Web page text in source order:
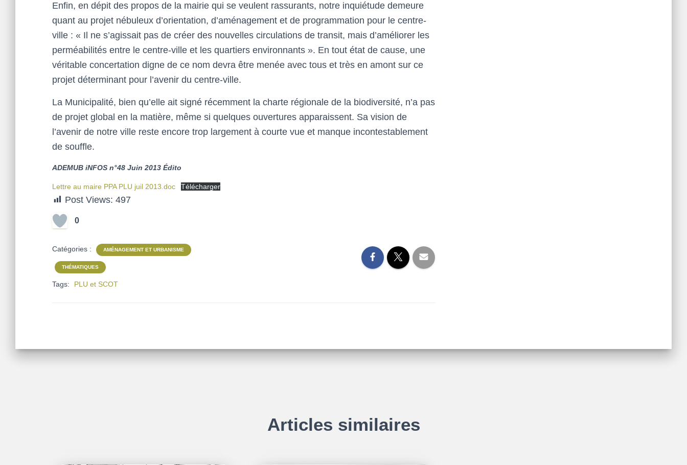
Enfin, en dépit des propos de la mairie qui se veulent rassurants, notre inquiétude demeure
quant au projet nébuleux d’orientation, d’aménagement et de programmation pour le centre-
ville : « Il ne s’agissait pas de créer des nouvelles circulations de transit, mais d’améliorer les
perméabilités entre le centre-ville et les quartiers environnants ». En tout état de cause, une
véritable concertation digne de ce nom devra être menée avec tous et très en amont sur ce
projet déterminant pour l’avenir du centre-ville.
La Municipalité, bien qu’elle ait signé récemment la charte régionale de la biodiversité, n’a pas
de projet global en la matière, même si quelques ouvertures apparaissent. Sa vision de
l’avenir de notre ville reste encore trop largement à courte vue et manque incontestablement
de souffle.
ADEMUB iNFOS n°48 Juin 2013 Édito
Lettre au maire PPA PLU juil 2013.doc Télécharger
Post Views: 497
0
Catégories : AMÉNAGEMENT ET URBANISME
THÉMATIQUES
Tags: PLU et SCOT
Articles similaires